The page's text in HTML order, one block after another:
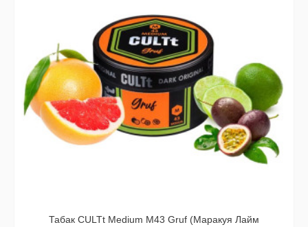
Табак CULTt Medium M43 Gruf (Маракуя Лайм